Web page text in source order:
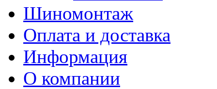
Шиномонтаж
Оплата и доставка
Информация
О компании